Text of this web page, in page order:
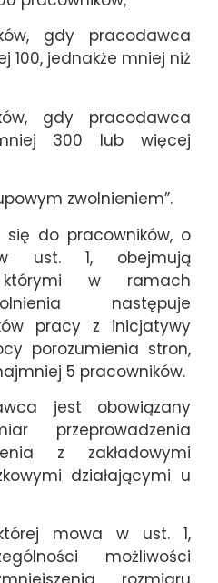
gdy pracodawca
100, jednakże mniej niż
gdy pracodawca
300 lub więcej
zwolnieniem”.
się do pracowników, o
ust. 1, obejmują
w ramach
następuje
pracy z inicjatywy
porozumienia stron,
5 pracowników.
jest obowiązany
przeprowadzenia
z zakładowymi
działającymi u
mowa w ust. 1,
możliwości